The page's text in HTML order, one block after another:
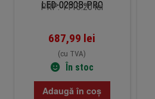
PRO
PRP: 1113.20 lei
687,99 lei
(cu TVA)
În stoc
Adaugă în coș